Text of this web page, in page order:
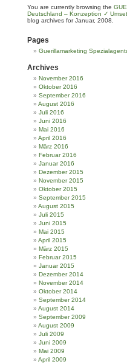
You are currently browsing the
Deutschland – Konzeption ✓
blog archives for Januar, 2008.
Pages
Guerillamarketing
Archives
November 2016
Oktober 2016
September 2016
August 2016
Juli 2016
Juni 2016
Mai 2016
April 2016
März 2016
Februar 2016
Januar 2016
Dezember 2015
November 2015
Oktober 2015
September 2015
August 2015
Juli 2015
Juni 2015
Mai 2015
April 2015
März 2015
Februar 2015
Januar 2015
Dezember 2014
November 2014
Oktober 2014
September 2014
August 2014
September 2009
August 2009
Juli 2009
Juni 2009
Mai 2009
April 2009